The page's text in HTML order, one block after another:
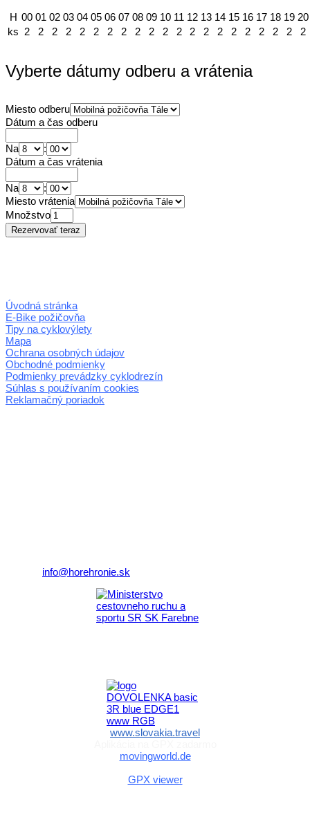
H 00 01 02 03 04 05 06 07 08 09 10 11 12 13 14 15 16 17 18 19 20
ks 2 2 2 2 2 2 2 2 2 2 2 2 2 2 2 2 2 2 2 2 2
Vyberte dátumy odberu a vrátenia
Miesto odberu
Dátum a čas odberu
Na
:
Dátum a čas vrátenia
Na
:
Miesto vrátenia
Množstvo
Úvodná stránka
E-Bike požičovňa
Tipy na cyklovýlety
Mapa
Ochrana osobných údajov
Obchodné podmienky
Podmienky prevádzky cyklodrezín
Súhlas s používaním cookies
Reklamačný poriadok
info@horehronie.sk
www.slovakia.travel
movingworld.de
GPX viewer